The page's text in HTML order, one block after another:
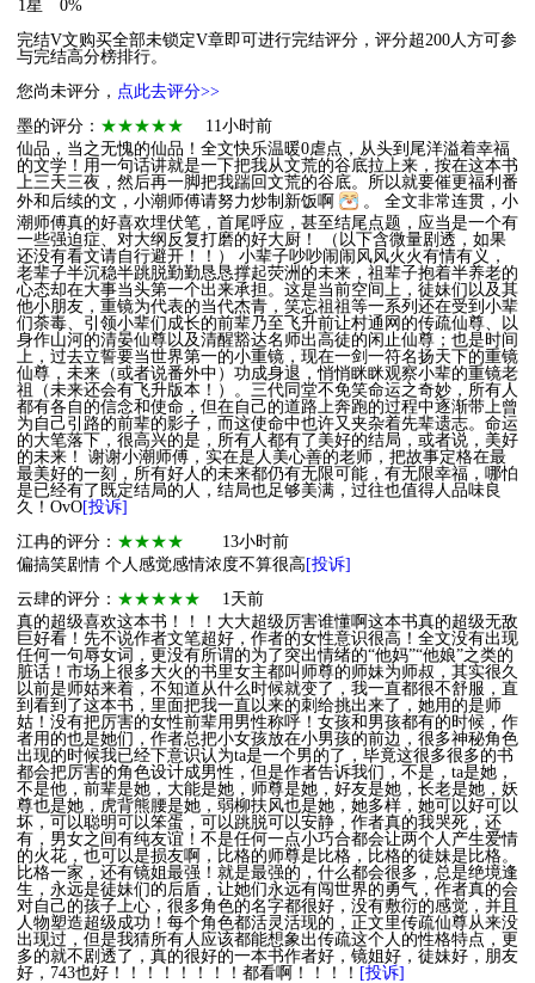
1星
0%
完结V文购买全部未锁定V章即可进行完结评分，评分超200人方可参
与完结高分榜排行。
您尚未评分， 点此去评分>>
墨的评分： ★★★★★
11小时前
仙品，当之无愧的仙品！全文快乐温暖0虐点，从头到尾洋溢着幸福
的文学！用一句话讲就是一下把我从文荒的谷底拉上来，按在这本书
上三天三夜，然后再一脚把我踹回文荒的谷底。所以就要催更福利番
外和后续的文，小潮师傅请努力炒制新饭啊
。 全文非常连贯，小
潮师傅真的好喜欢埋伏笔，首尾呼应，甚至结尾点题，应当是一个有
一些强迫症、对大纲反复打磨的好大厨！ （以下含微量剧透，如果
还没有看文请自行避开！！） 小辈子吵吵闹闹风风火火有情有义，
老辈子半沉稳半跳脱勤勤恳恳撑起荧洲的未来，祖辈子抱着半养老的
心态却在大事当头第一个出来承担。这是当前空间上，徒妹们以及其
他小朋友，重镜为代表的当代杰青，笑忘祖祖等一系列还在受到小辈
们荼毒、引领小辈们成长的前辈乃至飞升前让村通网的传疏仙尊、以
身作山河的清晏仙尊以及清醒豁达名师出高徒的闲止仙尊；也是时间
上，过去立誓要当世界第一的小重镜，现在一剑一符名扬天下的重镜
仙尊，未来（或者说番外中）功成身退，悄悄眯眯观察小辈的重镜老
祖（未来还会有飞升版本！）。三代同堂不免笑命运之奇妙，所有人
都有各自的信念和使命，但在自己的道路上奔跑的过程中逐渐带上曾
为自己引路的前辈的影子，而这使命中也许又夹杂着先辈遗志。命运
的大笔落下，很高兴的是，所有人都有了美好的结局，或者说，美好
的未来！ 谢谢小潮师傅，实在是人美心善的老师，把故事定格在最
最美好的一刻，所有好人的未来都仍有无限可能，有无限幸福，哪怕
是已经有了既定结局的人，结局也足够美满，过往也值得人品味良
久！OvO[投诉]
江冉的评分： ★★★★
13小时前
偏搞笑剧情 个人感觉感情浓度不算很高 [投诉]
云肆的评分： ★★★★★
1天前
真的超级喜欢这本书！！！大大超级厉害谁懂啊这本书真的超级无敌
巨好看！先不说作者文笔超好，作者的女性意识很高！全文没有出现
任何一句辱女词，更没有所谓的为了突出情绪的“他妈”“他娘”之类的
脏话！市场上很多大火的书里女主都叫师尊的师妹为师叔，其实很久
以前是师姑来着，不知道从什么时候就变了，我一直都很不舒服，直
到看到了这本书，里面把我一直以来的刺给挑出来了，她用的是师
姑！没有把厉害的女性前辈用男性称呼！女孩和男孩都有的时候，作
者用的也是她们，作者总把小女孩放在小男孩的前边，很多神秘角色
出现的时候我已经下意识认为ta是一个男的了，毕竟这很多很多的书
都会把厉害的角色设计成男性，但是作者告诉我们，不是，ta是她，
不是他，前辈是她，大能是她，师尊是她，好友是她，长老是她，妖
尊也是她，虎背熊腰是她，弱柳扶风也是她，她多样，她可以好可以
坏，可以聪明可以笨蛋，可以跳脱可以安静，作者真的我哭死，还
有，男女之间有纯友谊！不是任何一点小巧合都会让两个人产生爱情
的火花，也可以是损友啊，比格的师尊是比格，比格的徒妹是比格。
比格一家，还有镜姐最强！就是最强的，什么都会很多，总是绝境逢
生，永远是徒妹们的后盾，让她们永远有闯世界的勇气，作者真的会
对自己的孩子上心，很多角色的名字都很好，没有敷衍的感觉，并且
人物塑造超级成功！每个角色都活灵活现的，正文里传疏仙尊从来没
出现过，但是我猜所有人应该都能想象出传疏这个人的性格特点，更
多的就不剧透了，真的很好的一本书作者好，镜姐好，徒妹好，朋友
好，743也好！！！！！！！！都看啊！！！！ [投诉]